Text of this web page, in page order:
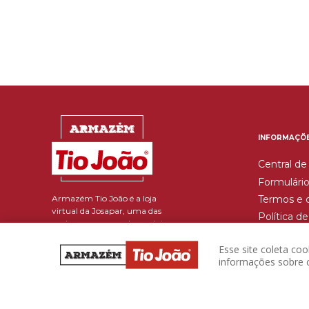
Armazém Tio João é a loja
virtual da Josapar, uma das
maiores empresas de produtos
beneficia mais de 486 mil
toneladas de grãos por ano.
Reponha seus produtos com
Central
Termos e
Política
Esse site coleta
informações sobre